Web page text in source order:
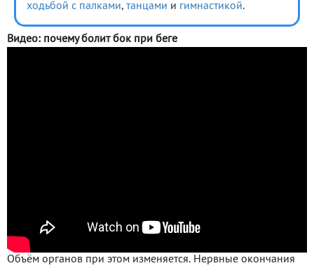
ходьбой с палками, танцами и гимнастикой.
Видео: почему болит бок при беге
Объём органов при этом изменяется. Нервные окончания